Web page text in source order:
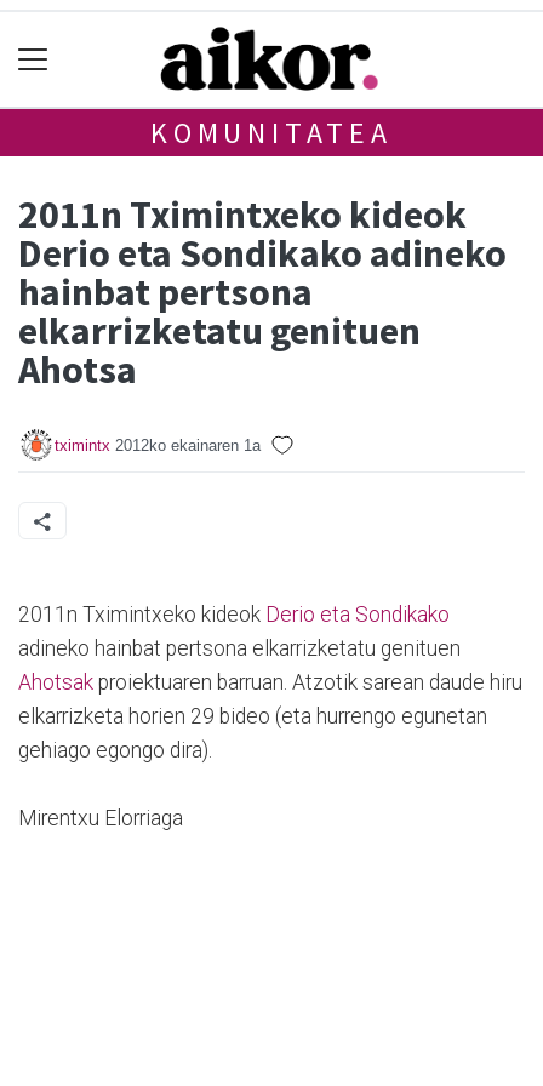
KOMUNITATEA
2011n Tximintxeko kideok
Derio eta Sondikako adineko
hainbat pertsona
elkarrizketatu genituen
Ahotsa
tximintx 2012ko ekainaren 1a
2011n Tximintxeko kideok Derio eta Sondikako
adineko hainbat pertsona elkarrizketatu genituen
Ahotsak proiektuaren barruan. Atzotik sarean daude hiru
elkarrizketa horien 29 bideo (eta hurrengo egunetan
gehiago egongo dira).
Mirentxu Elorriaga